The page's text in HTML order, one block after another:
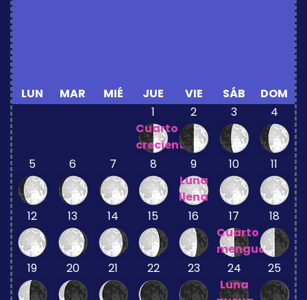
LUN MAR MIÉ JUE VIE SÁB
DOM
1
Cuarto
creciente
2 3 4
5 6 7 8
9
Luna
llena
10 11
12 13 14 15 16
17
Cuarto
menguante
18
19 20 21 22 23
24
Luna
25